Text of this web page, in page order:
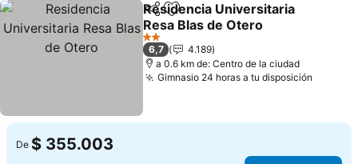
CompartirAgregar a favoritos
Residencia Universitaria
Resa Blas de Otero
Ver precios
2 Estrellas
6,7
4.189
a 0.6 km de: Centro de la ciudad
Gimnasio 24 horas a tu disposición
De $ 355.003